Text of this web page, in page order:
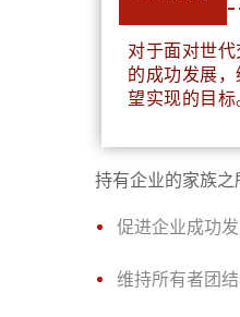
对于面对世
的成功发展
望实现的目标
持有企业的家族
促进企业成功发
维持所有者团结